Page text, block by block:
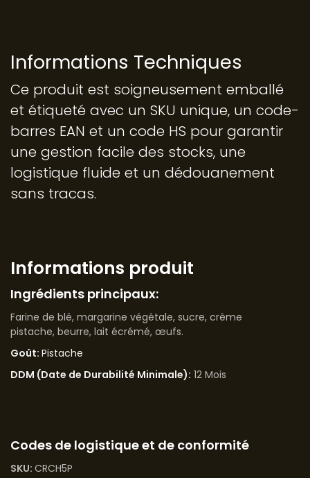
Informations Techniques
Ce produit est soigneusement emballé
et étiqueté avec un SKU unique, un code-
barres EAN et un code HS pour garantir
une gestion facile des stocks, une
logistique fluide et un dédouanement
sans tracas.
Informations pr​oduit
Ingrédients principaux:
Farine de blé, margarine végétale, sucre, crème
pistache, beurre, lait écrémé, œufs.
Goût: Pistache
DDM (Date de Durabilité Minimale): 12 Mois
Codes de logistique et de conformité
SKU: CRCH5P